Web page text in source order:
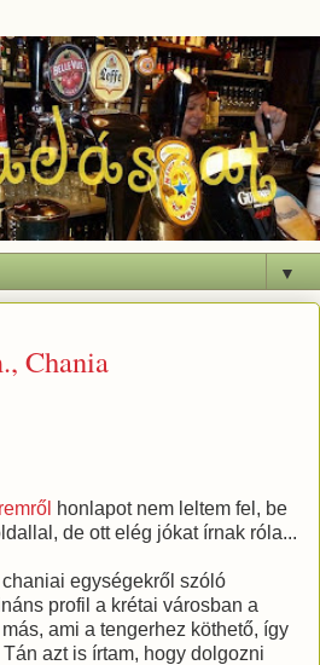
▼
Chania
honlapot nem leltem fel, be
de ott elég jókat írnak róla...
chaniai egységekről szóló
profil a krétai városban a
ami a tengerhez köthető, így
azt is írtam, hogy dolgozni